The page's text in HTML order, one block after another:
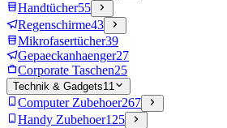
Handtücher55
Regenschirme43
Mikrofasertücher39
Gepaeckanhaenger27
Corporate Taschen25
Technik & Gadgets11
Computer Zubehoer267
Handy Zubehoer125